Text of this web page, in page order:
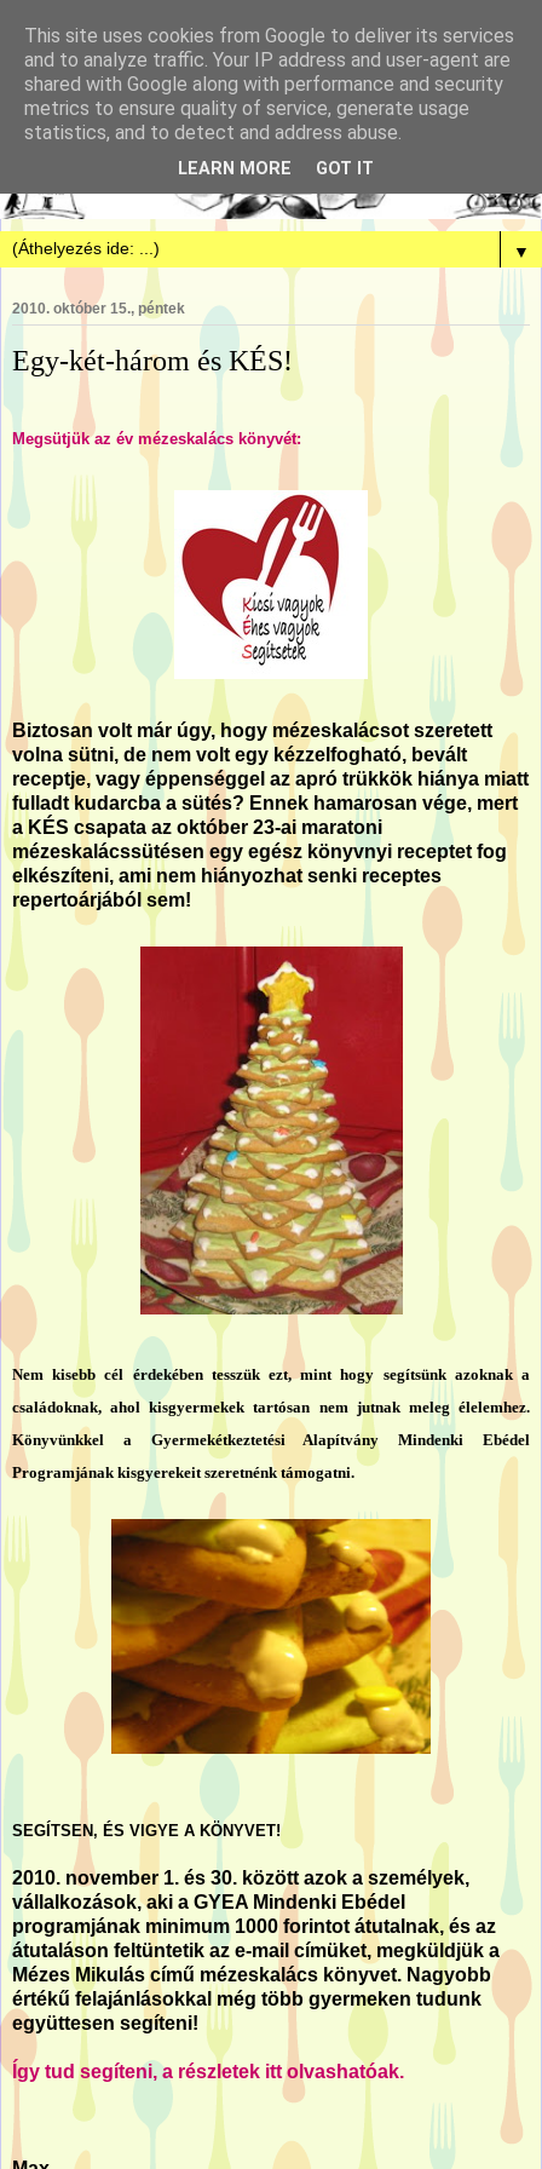
▼
2010. október 15., péntek
Egy-két-három és KÉS!
Megsütjük az év mézeskalács könyvét:
Biztosan volt már úgy, hogy mézeskalácsot szeretett
volna sütni, de nem volt egy kézzelfogható, bevált
receptje, vagy éppenséggel az apró trükkök hiánya miatt
fulladt kudarcba a sütés? Ennek hamarosan vége, mert
a KÉS csapata az október 23-ai maratoni
mézeskalácssütésen egy egész könyvnyi receptet fog
elkészíteni, ami nem hiányozhat senki receptes
repertoárjából sem!
Nem kisebb cél érdekében tesszük ezt, mint hogy segítsünk azoknak a
családoknak, ahol kisgyermekek tartósan nem jutnak meleg élelemhez.
Könyvünkkel a Gyermekétkeztetési Alapítvány Mindenki Ebédel
Programjának kisgyerekeit szeretnénk támogatni.
SEGÍTSEN, ÉS VIGYE A KÖNYVET!
2010. november 1. és 30. között azok a személyek,
vállalkozások, aki a GYEA Mindenki Ebédel
programjának minimum 1000 forintot átutalnak, és az
átutaláson feltüntetik az e-mail címüket, megküldjük a
Mézes Mikulás című mézeskalács könyvet. Nagyobb
értékű felajánlásokkal még több gyermeken tudunk
együttesen segíteni!
Így tud segíteni, a részletek itt olvashatóak.
This site uses cookies from Google to deliver its services
and to analyze traffic. Your IP address and user-agent are
shared with Google along with performance and security
metrics to ensure quality of service, generate usage
statistics, and to detect and address abuse.
LEARN MORE GOT IT